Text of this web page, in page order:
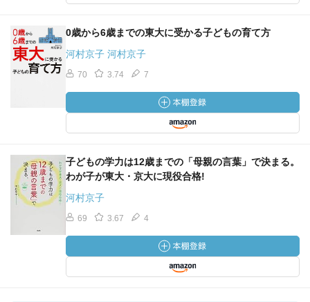
0歳から6歳までの東大に受かる子どもの育て方
河村京子 河村京子
70 3.74 7
子どもの学力は12歳までの「母親の言葉」で決まる。
わが子が東大・京大に現役合格!
河村京子
69 3.67 4